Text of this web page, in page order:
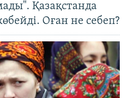
Қазақстанда
Оған не себеп?